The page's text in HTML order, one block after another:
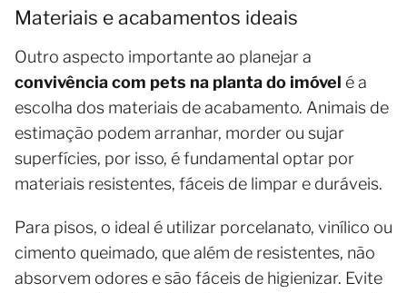
Materiais e acabamentos ideais
Outro aspecto importante ao planejar a
convivência com pets na planta do imóvel é a
escolha dos materiais de acabamento. Animais de
estimação podem arranhar, morder ou sujar
superfícies, por isso, é fundamental optar por
materiais resistentes, fáceis de limpar e duráveis.
Para pisos, o ideal é utilizar porcelanato, vinílico ou
cimento queimado, que além de resistentes, não
absorvem odores e são fáceis de higienizar. Evite